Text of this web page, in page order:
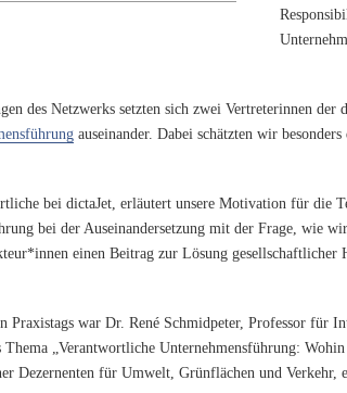
des Netzwerks setzten sich zwei Vertreterinnen
auseinander. Dabei schätzten wir
bei dictaJet, erläutert unsere Motivation für die
bei der Auseinandersetzung mit der Frage, wie
einen Beitrag zur Lösung gesellschaftlicher
Praxistags war Dr. René Schmidpeter, Professor für
„Verantwortliche Unternehmensführung:
Dezernenten für Umwelt, Grünflächen und Verkehr,